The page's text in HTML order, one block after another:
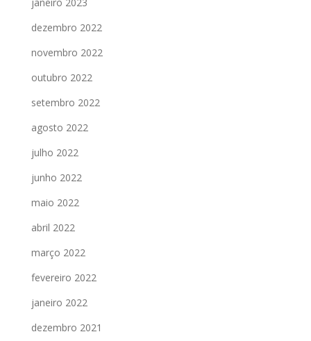
dezembro 2022
novembro 2022
outubro 2022
setembro 2022
agosto 2022
julho 2022
junho 2022
maio 2022
abril 2022
março 2022
fevereiro 2022
janeiro 2022
dezembro 2021